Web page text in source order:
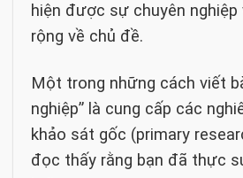
hiện được sự chuyên
rộng về chủ đề.
Một trong những cách viết
nghiệp” là cung cấp các
khảo sát gốc (primary
đọc thấy rằng bạn đã thực